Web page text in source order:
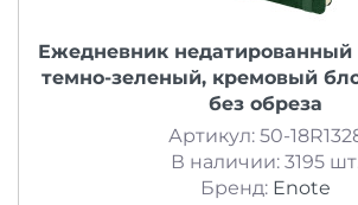
Ежедневник недатированный
темно-зеленый, кремовый
без обреза
Артикул: 50-
В наличии: 3195
Бренд: Enote